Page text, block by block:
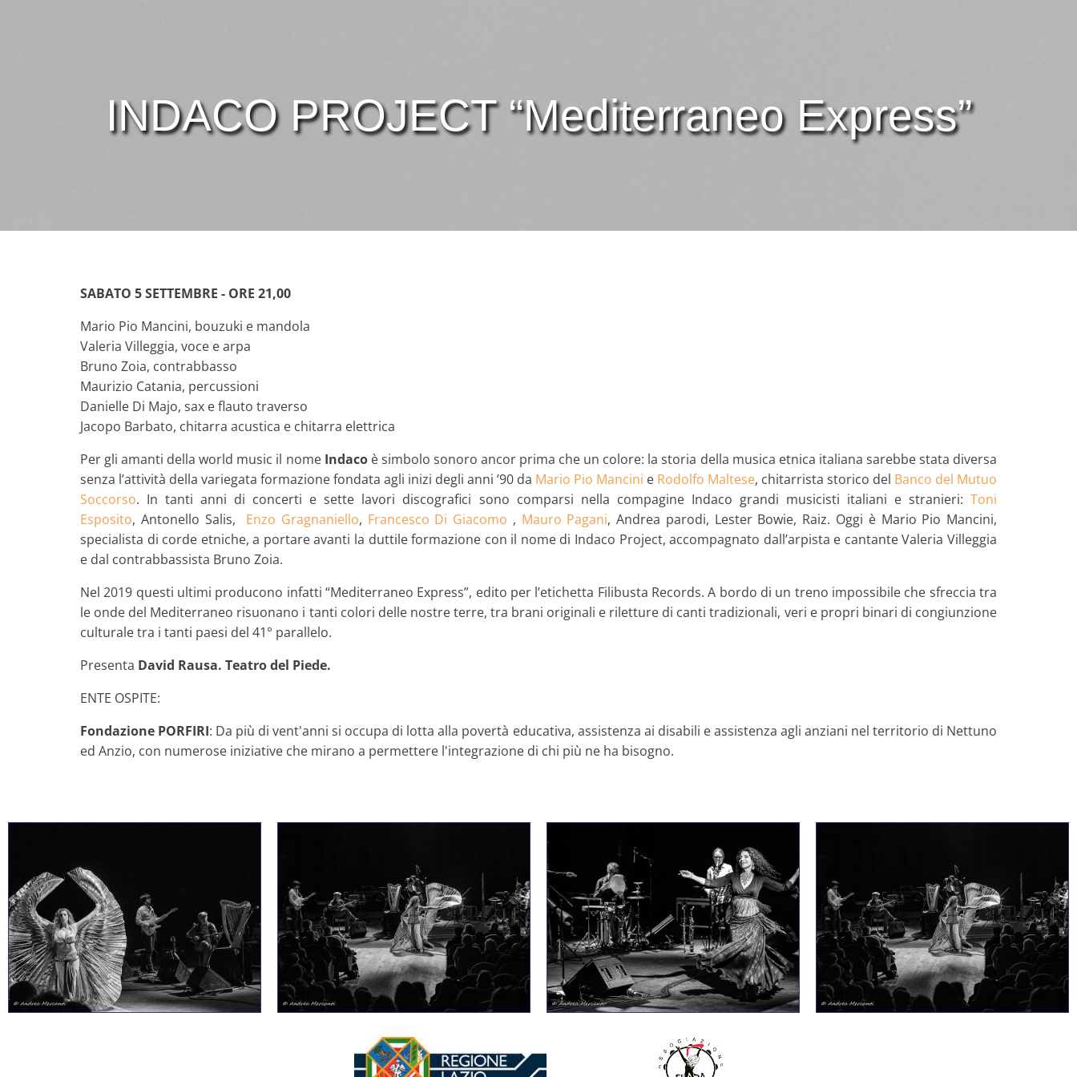
INDACO PROJECT “Mediterraneo Express”
SABATO 5 SETTEMBRE - ORE 21,00
Mario Pio Mancini, bouzuki e mandola
Valeria Villeggia, voce e arpa
Bruno Zoia, contrabbasso
Maurizio Catania, percussioni
Danielle Di Majo, sax e flauto traverso
Jacopo Barbato, chitarra acustica e chitarra elettrica
Per gli amanti della world music il nome Indacoè simbolo sonoro ancor prima che un colore: la storia della musica etnica italiana sarebbe stata diversa
senza l’attività della variegata formazione fondata agli inizi degli anni ’90 da Mario Pio Mancini e Rodolfo Maltese, chitarrista storico del Banco del Mutuo
Soccorso. In tanti anni di concerti e sette lavori discografici sono comparsi nella compagine Indaco grandi musicisti italiani e stranieri: Toni
Esposito, Antonello Salis, Enzo Gragnaniello, Francesco Di Giacomo , Mauro Pagani, Andrea parodi, Lester Bowie, Raiz. Oggi è Mario Pio Mancini,
specialista di corde etniche, a portare avanti la duttile formazione con il nome di Indaco Project, accompagnato dall’arpista e cantante Valeria Villeggia
e dal contrabbassista Bruno Zoia.
Nel 2019 questi ultimi producono infatti “Mediterraneo Express”, edito per l’etichetta Filibusta Records. A bordo di un treno impossibile che sfreccia tra
le onde del Mediterraneo risuonano i tanti colori delle nostre terre, tra brani originali e riletture di canti tradizionali, veri e propri binari di congiunzione
culturale tra i tanti paesi del 41° parallelo.
Presenta David Rausa. Teatro del Piede.
ENTE OSPITE:
Fondazione PORFIRI: Da più di vent'anni si occupa di lotta alla povertà educativa, assistenza ai disabili e assistenza agli anziani nel territorio di Nettuno
ed Anzio, con numerose iniziative che mirano a permettere l'integrazione di chi più ne ha bisogno.